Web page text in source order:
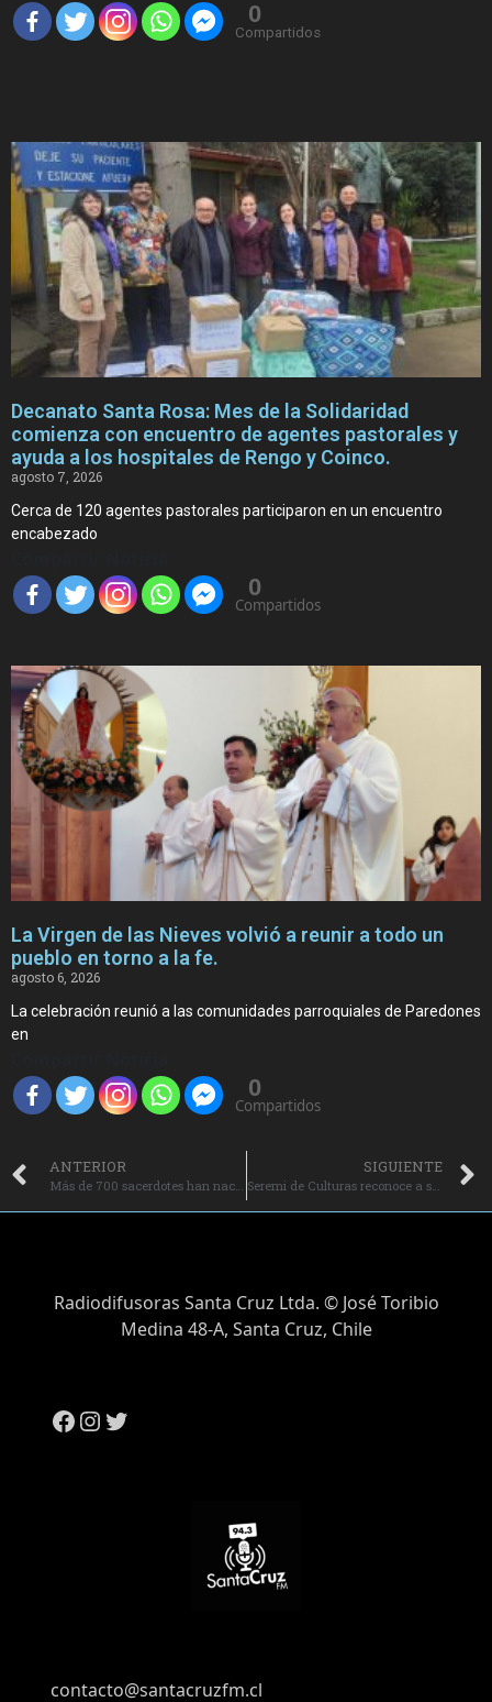
0
Compartidos
Decanato Santa Rosa: Mes de la Solidaridad
comienza con encuentro de agentes pastorales y
ayuda a los hospitales de Rengo y Coinco.
agosto 7, 2026
Cerca de 120 agentes pastorales participaron en un encuentro
encabezado
0
Compartidos
La Virgen de las Nieves volvió a reunir a todo un
pueblo en torno a la fe.
agosto 6, 2026
La celebración reunió a las comunidades parroquiales de Paredones
en
0
Compartidos
ANTERIOR
Más de 700 sacerdotes han nacido de las familias de la Diócesis de Rancagua.
SIGUIENTE
Seremi de Culturas reconoce a siete artistas de O’Higgins en ceremonia de Premios Regionales 2025.
Radiodifusoras Santa Cruz Ltda. © José Toribio
Medina 48-A, Santa Cruz, Chile
contacto@santacruzfm.cl